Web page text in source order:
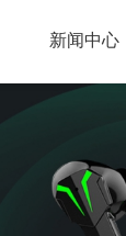
新闻中心